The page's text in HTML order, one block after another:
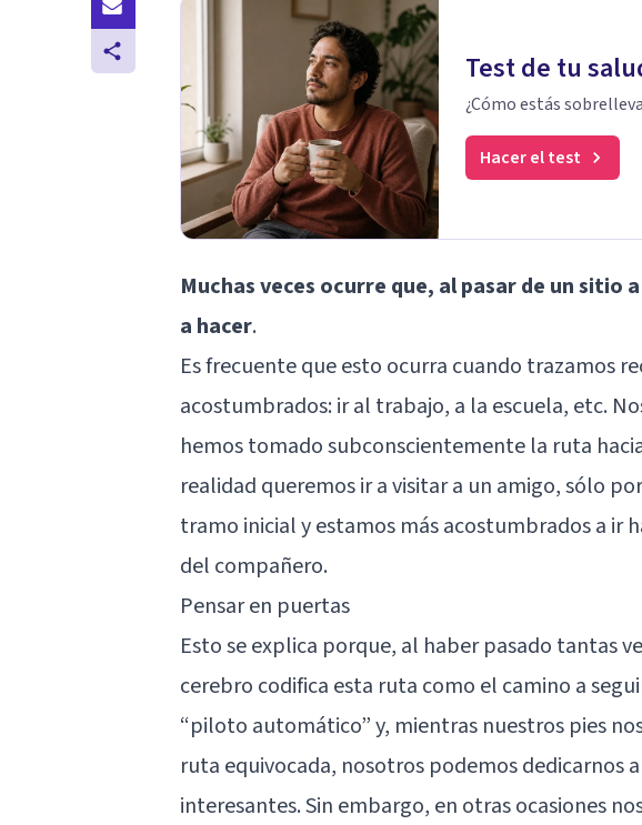
Test de tu
¿Cómo estás
Hacer el test
Muchas veces ocurre que, al pasar de un sitio
a hacer.
Es frecuente que esto ocurra cuando trazamos
acostumbrados: ir al trabajo, a la escuela, etc.
hemos tomado subconscientemente la ruta
realidad queremos ir a visitar a un amigo, sólo
tramo inicial y estamos más acostumbrados a ir
del compañero.
Pensar en puertas
Esto se explica porque, al haber pasado tantas
cerebro codifica esta ruta como el camino a
“piloto automático” y, mientras nuestros pies
ruta equivocada, nosotros podemos dedicarnos
interesantes. Sin embargo, en otras ocasiones